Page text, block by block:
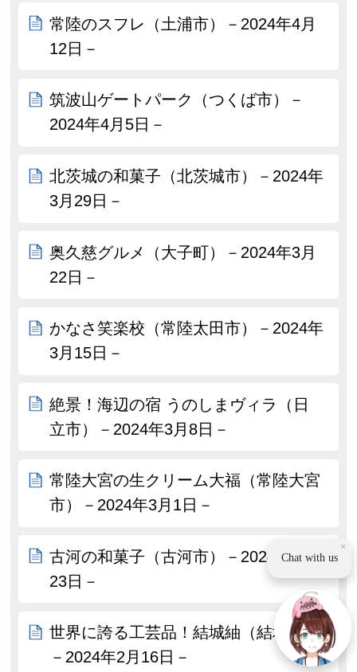
常陸のスフレ（土浦市）－2024年4月
12日－
筑波山ゲートパーク（つくば市）－
2024年4月5日－
北茨城の和菓子（北茨城市）－2024年
3月29日－
奥久慈グルメ（大子町）－2024年3月
22日－
かなさ笑楽校（常陸太田市）－2024年
3月15日－
絶景！海辺の宿 うのしまヴィラ（日
立市）－2024年3月8日－
常陸大宮の生クリーム大福（常陸大宮
市）－2024年3月1日－
古河の和菓子（古河市）－2024年2月
23日－
世界に誇る工芸品！結城紬（結城市）
－2024年2月16日－
×
Chat with us